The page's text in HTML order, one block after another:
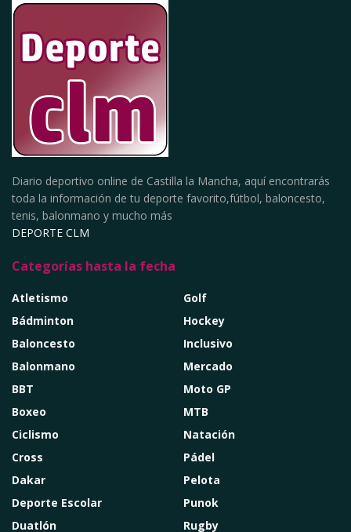
Diario deportivo online de Castilla la Mancha, aquí encontrarás
toda la información de tu deporte favorito,fútbol, baloncesto,
tenis, balonmano y mucho más
DEPORTE CLM
Categorías hasta la fecha
Atletismo
Bádminton
Baloncesto
Balonmano
BBT
Boxeo
Ciclismo
Cross
Dakar
Deporte Escolar
Duatlón
Golf
Hockey
Inclusivo
Mercado
Moto GP
MTB
Natación
Pádel
Pelota
Punok
Rugby